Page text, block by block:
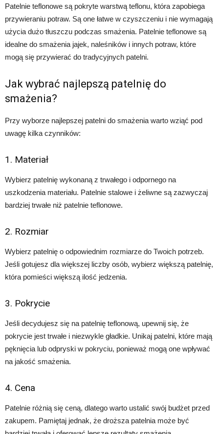
Patelnie teflonowe są pokryte warstwą teflonu, która zapobiega
przywieraniu potraw. Są one łatwe w czyszczeniu i nie wymagają
użycia dużo tłuszczu podczas smażenia. Patelnie teflonowe są
idealne do smażenia jajek, naleśników i innych potraw, które
mogą się przywierać do tradycyjnych patelni.
Jak wybrać najlepszą patelnię do
smażenia?
Przy wyborze najlepszej patelni do smażenia warto wziąć pod
uwagę kilka czynników:
1. Materiał
Wybierz patelnię wykonaną z trwałego i odpornego na
uszkodzenia materiału. Patelnie stalowe i żeliwne są zazwyczaj
bardziej trwałe niż patelnie teflonowe.
2. Rozmiar
Wybierz patelnię o odpowiednim rozmiarze do Twoich potrzeb.
Jeśli gotujesz dla większej liczby osób, wybierz większą patelnię,
która pomieści większą ilość jedzenia.
3. Pokrycie
Jeśli decydujesz się na patelnię teflonową, upewnij się, że
pokrycie jest trwałe i niezwykle gładkie. Unikaj patelni, które mają
pęknięcia lub odpryski w pokryciu, ponieważ mogą one wpływać
na jakość smażenia.
4. Cena
Patelnie różnią się ceną, dlatego warto ustalić swój budżet przed
zakupem. Pamiętaj jednak, że droższa patelnia może być